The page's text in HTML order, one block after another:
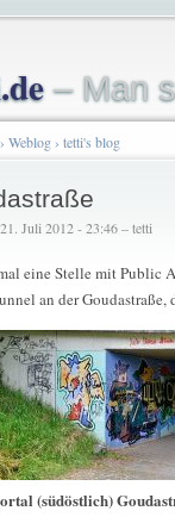
– Man
› Weblog› tetti's blog
Juli 2012 - 23:46 – tetti
eine Stelle mit Public
an der
(südöstlich)